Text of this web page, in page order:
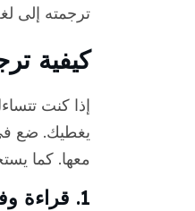
ترجمته إلى
كيفية
إذا كنت
يغطيك. ضع في
معها. كما
1. قراءة وفهم العمل الأصلي